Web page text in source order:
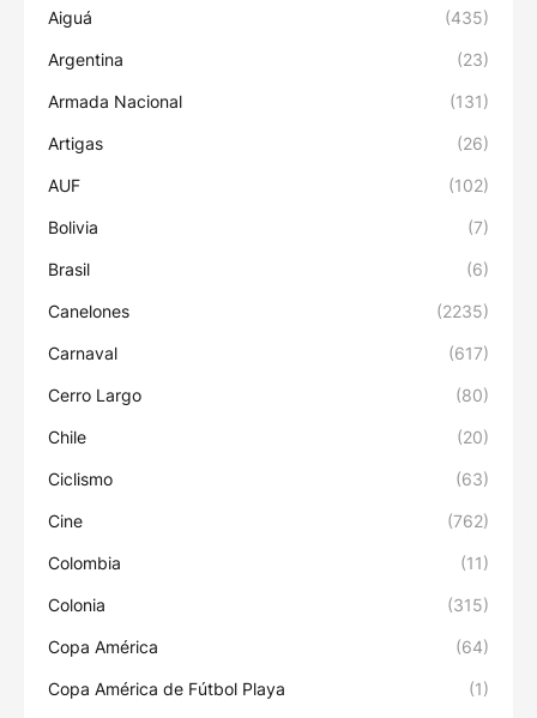
Aiguá (435)
Argentina (23)
Armada Nacional (131)
Artigas (26)
AUF (102)
Bolivia (7)
Brasil (6)
Canelones (2235)
Carnaval (617)
Cerro Largo (80)
Chile (20)
Ciclismo (63)
Cine (762)
Colombia (11)
Colonia (315)
Copa América (64)
Copa América de Fútbol Playa (1)